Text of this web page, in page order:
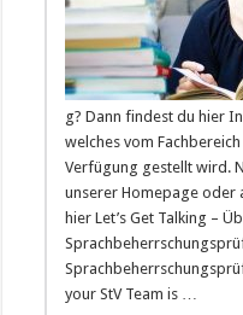
g? Dann findest du hier
welches vom
Verfügung gestellt wird.
unserer Homepage oder
hier Let’s Get Talking –
your StV Team is …